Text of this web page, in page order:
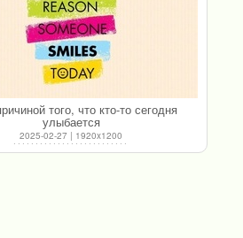
того, что кто-то сегодня
улыбается
2025-02-27 | 1920x1200